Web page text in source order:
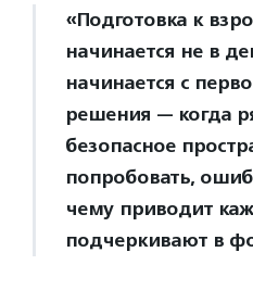
«Подготовка к
начинается не в
начинается с
решения — когда
безопасное
попробовать,
чему приводит
подчеркивают в